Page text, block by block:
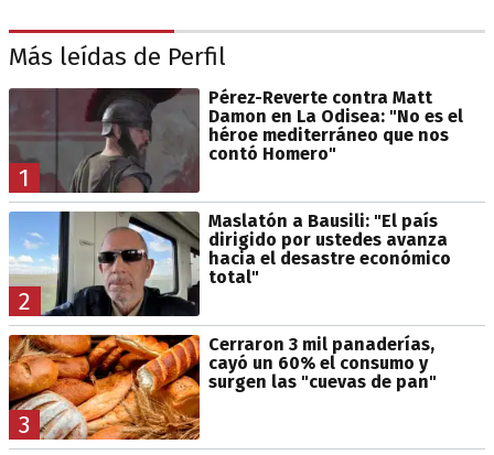
Más leídas de Perfil
1
Pérez-Reverte contra Matt
Damon en La Odisea: "No es el
héroe mediterráneo que nos
contó Homero"
2
Maslatón a Bausili: "El país
dirigido por ustedes avanza
hacia el desastre económico
total"
3
Cerraron 3 mil panaderías,
cayó un 60% el consumo y
surgen las "cuevas de pan"